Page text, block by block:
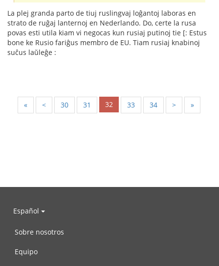
La plej granda parto de tiuj ruslingvaj loĝantoj laboras en
strato de ruĝaj lanternoj en Nederlando. Do, certe la rusa
povas esti utila kiam vi negocas kun rusiaj putinoj tie [: Estus
bone ke Rusio fariĝus membro de EU. Tiam rusiaj knabinoj
suĉus laŭleĝe :
« < 30 31 32 33 34 > »
Español
Sobre nosotros
Equipo